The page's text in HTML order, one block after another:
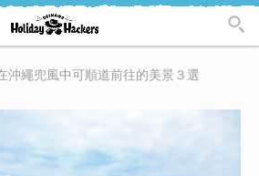
沖繩兜風中可順道前往的美景３選